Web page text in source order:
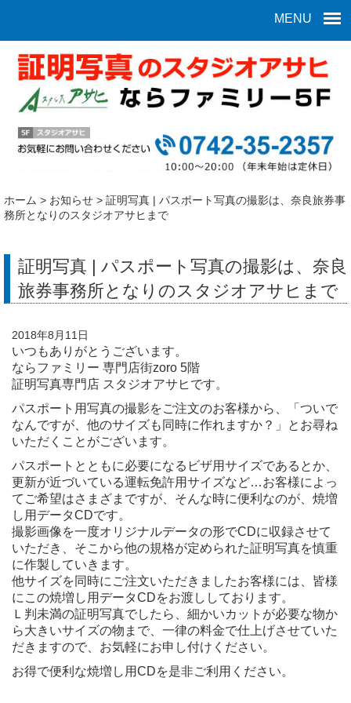
MENU
ホーム > お知らせ > 証明写真 | パスポート写真の撮影は、奈良旅券事
務所となりのスタジオアサヒまで
証明写真 | パスポート写真の撮影は、奈良
旅券事務所となりのスタジオアサヒまで
2018年8月11日
いつもありがとうございます。
ならファミリー 専門店街zoro 5階
証明写真専門店 スタジオアサヒです。
パスポート用写真の撮影をご注文のお客様から、「ついで
なんですが、他のサイズも同時に作れますか？」とお尋ね
いただくことがございます。
パスポートとともに必要になるビザ用サイズであるとか、
更新が近づいている運転免許用サイズなど…お客様によっ
てご希望はさまざまですが、そんな時に便利なのが、焼増
し用データCDです。
撮影画像を一度オリジナルデータの形でCDに収録させて
いただき、そこから他の規格が定められた証明写真を慎重
に作製していきます。
他サイズを同時にご注文いただきましたお客様には、皆様
にこの焼増し用データCDをお渡ししております。
Ｌ判未満の証明写真でしたら、細かいカットが必要な物か
ら大きいサイズの物まで、一律の料金で仕上げさせていた
だきますので、お気軽にお申し付けください。
お得で便利な焼増し用CDを是非ご利用ください。